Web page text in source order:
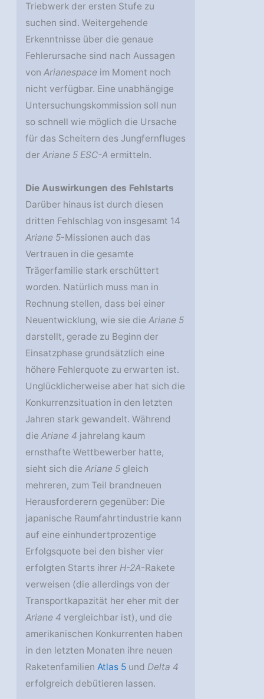
Triebwerk der ersten Stufe zu
suchen sind. Weitergehende
Erkenntnisse über die genaue
Fehlerursache sind nach Aussagen
vonArianespace im Moment noch
nicht verfügbar. Eine unabhängige
Untersuchungskommission soll nun
so schnell wie möglich die Ursache
für das Scheitern des Jungfernfluges
derAriane 5 ESC-A ermitteln.
Die Auswirkungen des Fehlstarts
Darüber hinaus ist durch diesen
dritten Fehlschlag von insgesamt 14
Ariane 5-Missionen auch das
Vertrauen in die gesamte
Trägerfamilie stark erschüttert
worden. Natürlich muss man in
Rechnung stellen, dass bei einer
Neuentwicklung, wie sie dieAriane 5
darstellt, gerade zu Beginn der
Einsatzphase grundsätzlich eine
höhere Fehlerquote zu erwarten ist.
Unglücklicherweise aber hat sich die
Konkurrenzsituation in den letzten
Jahren stark gewandelt. Während
dieAriane 4 jahrelang kaum
ernsthafte Wettbewerber hatte,
sieht sich dieAriane 5 gleich
mehreren, zum Teil brandneuen
Herausforderern gegenüber: Die
japanische Raumfahrtindustrie kann
auf eine einhundertprozentige
Erfolgsquote bei den bisher vier
erfolgten Starts ihrerH-2A-Rakete
verweisen (die allerdings von der
Transportkapazität her eher mit der
Ariane 4 vergleichbar ist), und die
amerikanischen Konkurrenten haben
in den letzten Monaten ihre neuen
RaketenfamilienAtlas 5 undDelta 4
erfolgreich debütieren lassen.